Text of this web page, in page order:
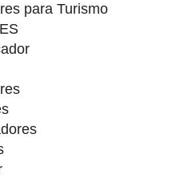
para Turismo